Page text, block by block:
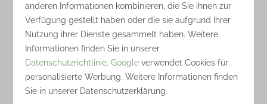
2
4 Nein
Ja
2 Schlafzimmer
Lounge-Set
Veranda
anderen Informationen kombinieren, die Sie ihnen zur
Verfügung gestellt haben oder die sie aufgrund Ihrer
Nutzung ihrer Dienste gesammelt haben. Weitere
Informationen finden Sie in unserer
Datenschutzrichtlinie.Google verwendet Cookies für
personalisierte Werbung. Weitere Informationen finden
Sie in unserer Datenschutzerklärung.